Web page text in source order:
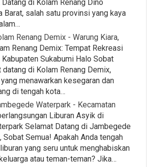
di Kolam Renang Dino
Barat, salah satu provinsi yang kaya
Renang Demix - Warung Kiara,
Renang Demix: Tempat Rekreasi
Sukabumi Halo Sobat
di Kolam Renang Demix,
menawarkan kesegaran dan
di tengah kota…
Waterpark - Kecamatan
Liburan Asyik di
Selamat Datang di Jambegede
Sobat Semua! Apakah Anda tengah
yang seru untuk menghabiskan
atau teman-teman? Jika…